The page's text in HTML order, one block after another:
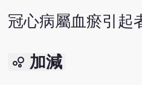
冠心病屬血瘀引起
bubble_chart 加減